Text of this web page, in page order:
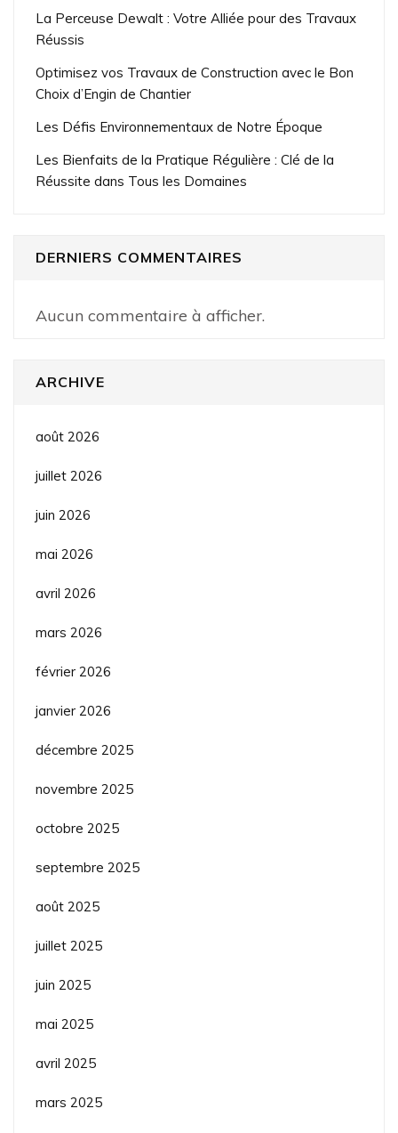
La Perceuse Dewalt : Votre Alliée pour des Travaux
Réussis
Optimisez vos Travaux de Construction avec le Bon
Choix d’Engin de Chantier
Les Défis Environnementaux de Notre Époque
Les Bienfaits de la Pratique Régulière : Clé de la
Réussite dans Tous les Domaines
DERNIERS COMMENTAIRES
Aucun commentaire à afficher.
ARCHIVE
août 2026
juillet 2026
juin 2026
mai 2026
avril 2026
mars 2026
février 2026
janvier 2026
décembre 2025
novembre 2025
octobre 2025
septembre 2025
août 2025
juillet 2025
juin 2025
mai 2025
avril 2025
mars 2025